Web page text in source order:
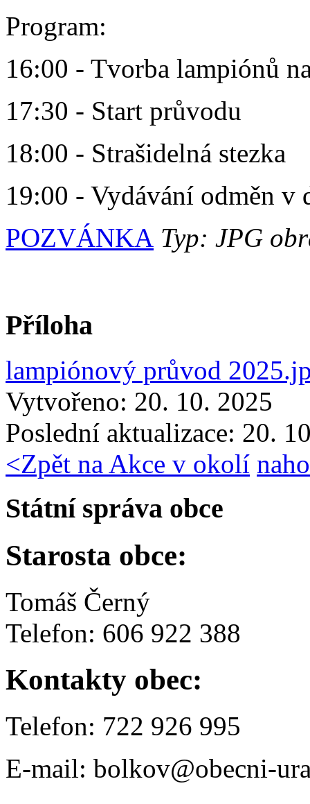
Program:
16:00 - Tvorba lampiónů
17:30 - Start průvodu
18:00 - Strašidelná stezka
19:00 - Vydávání odměn v
POZVÁNKA Typ: JPG
Příloha
lampiónový průvod
Vytvořeno: 20. 10. 2025
Poslední aktualizace: 20.
<Zpět na Akce v okolí
Státní správa obce
Starosta obce:
Tomáš Černý
Telefon: 606 922 388
Kontakty obec:
Telefon: 722 926 995
E-mail: bolkov@obecni-